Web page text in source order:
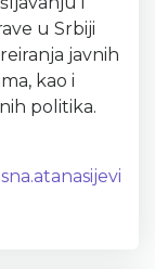
u Srbiji
javnih
kao i
politika.